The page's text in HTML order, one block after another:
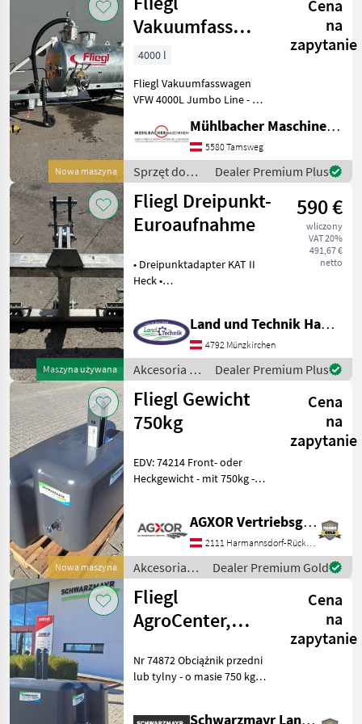
Nowa maszyna
Vakuumfass
4000l Jumbo
Line Güllefass
Cena
na
zapytanie
4000 l
Fliegl Vakuumfasswagen
VFW 4000L Jumbo Line - 1-
Gesamtgewicht 5.000kg
(entspricht 4.000kg Achslast
zzgl. 1.000kg Stützlast) -
verstellba
Mühlbacher Maschinen GmbH
5580 Tamsweg
Sprzęt do
nawożenia i
nawadniania
/ Fliegl
Dealer Premium Plus
Maszyna używana
Fliegl Dreipunkt-
Euroaufnahme
590 €
wliczony
VAT 20%
491,67 €
netto
• Dreipunktadapter KAT II
Heck •
Ausführung •
Euroaufnahme • Tragkraft
3to Akcesoria do ciągników
Ładowacze c
Land und Technik HandelsgesmbH
4792 Münzkirchen
Akcesoria do
ciągników /
Fliegl
Dealer Premium Plus
Nowa maszyna
Fliegl Gewicht
750kg
Cena
na
zapytanie
EDV: 74214 Front- oder
Heckgewicht - mit 750kg -
600mm - Durch die flache
Bauweise können die
Scheinwerf
AGXOR Vertriebsgesellschaft Ost GmbH
2111 Harmannsdorf-Rückersdorf
Akcesoria
do
ciągników /
Fliegl
Dealer Premium Gold
Fliegl
AgroCenter,
Cena
na
zapytanie
Nr 74872 Obciążnik przedni
lub tylny - o masie 750 kg -
Schwarzmayr Landtechnik GmbH - Gampern